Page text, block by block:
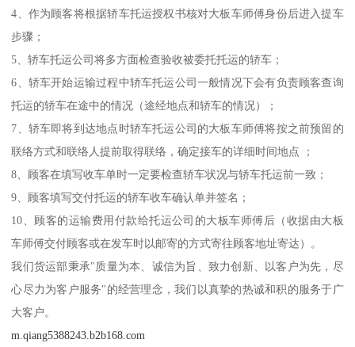
4、作为顾客将根据轿车托运授权书核对大板车师傅身份后进入提车
步骤；
5、轿车托运公司将多方面检查验收被委托托运的轿车；
6、轿车开始运输过程中轿车托运公司一般情况下会有负责顾客查询
托运的轿车在途中的情况（途经地点和轿车的情况）；
7、轿车即将到达地点时轿车托运公司的大板车师傅将按之前预留的
联络方式和联络人提前取得联络，确定接车的详细时间地点 ；
8、顾客在填写收车单时一定要检查轿车状况与轿车托运前一致；
9、顾客填写交付托运的轿车收车确认单并签名；
10、顾客的运输费用付款给托运公司的大板车师傅后（收据由大板
车师傅交付顾客或在发车时以邮寄的方式寄往顾客地址寄达）。
我们货运部秉承"质量为本、诚信为旨、致力创新、以客户为先，尽
心尽力为客户服务"的经营理念，我们以真挚的热诚和积的服务于广
大客户。
m.qiang5388243.b2b168.com